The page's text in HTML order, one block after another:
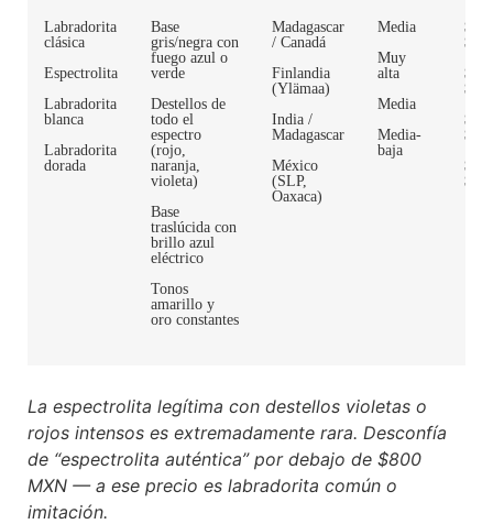
Labradorita
clásica
Espectrolita
Labradorita
blanca
Labradorita
dorada
Base
gris/negra con
fuego azul o
verde
Destellos de
todo el
espectro
(rojo,
naranja,
violeta)
Base
traslúcida con
brillo azul
eléctrico
Tonos
amarillo y
oro constantes
Madagascar
/ Canadá
Finlandia
(Ylämaa)
India /
Madagascar
México
(SLP,
Oaxaca)
Media
Muy
alta
Media
Media-
baja
La espectrolita legítima con destellos violetas o
rojos intensos es extremadamente rara. Desconfía
de “espectrolita auténtica” por debajo de $800
MXN — a ese precio es labradorita común o
imitación.